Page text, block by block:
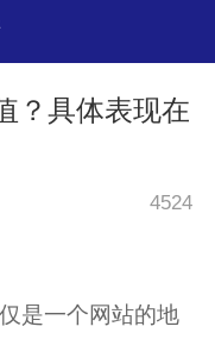
？具体表现在
4524
是一个网站的地